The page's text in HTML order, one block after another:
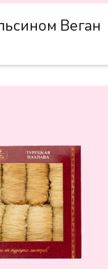
Веган